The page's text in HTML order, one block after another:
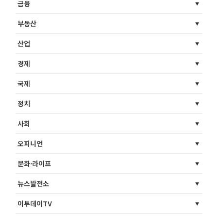
금융
부동산
산업
경제
국제
정치
사회
오피니언
문화·라이프
뉴스발전소
이투데이TV